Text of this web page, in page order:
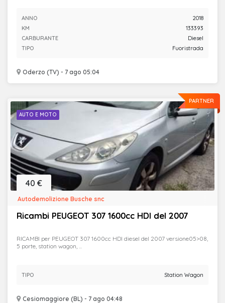
Oderzo (TV) - 7 ago 05:04
ANNO
2018
KM
133393
CARBURANTE
Diesel
TIPO
Fuoristrada
PARTNER
AUTO E MOTO
Ricambi PEUGEOT 307 1600cc HDI del 2007
Cesiomaggiore (BL) - 7 ago 04:48
40 €
Autodemolizione Busche snc
RICAMBI per PEUGEOT 307 1600cc HDI diesel del 2007 versione05>08,
5 porte, station wagon, ...
TIPO Station Wagon